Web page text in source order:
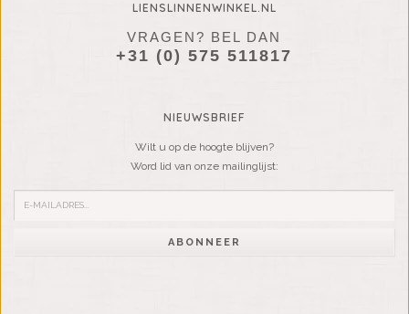
LIENSLINNENWINKEL.NL
VRAGEN? BEL DAN
+31 (0) 575 511817
NIEUWSBRIEF
Wilt u op de hoogte blijven?
Word lid van onze mailinglijst:
ABONNEER